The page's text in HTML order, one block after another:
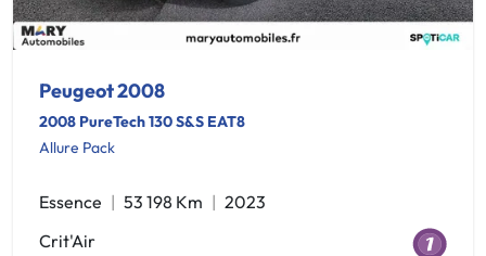
Peugeot 2008
2008 PureTech 130 S&S EAT8
Allure Pack
Essence 53 198 Km
2023
Crit'Air